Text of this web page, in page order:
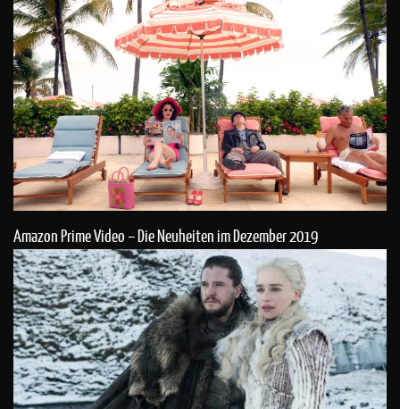
Amazon Prime Video – Die Neuheiten im Dezember 2019